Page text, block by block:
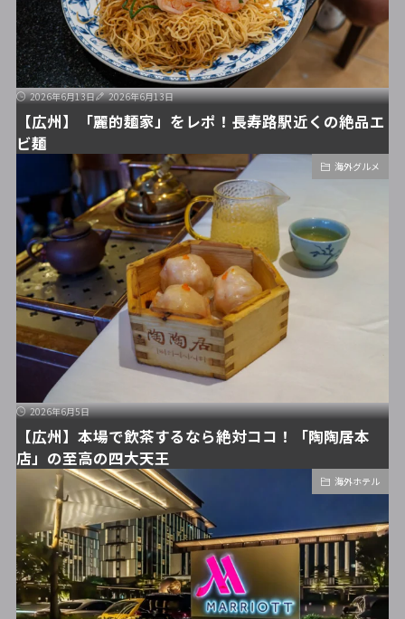
2026年6月13日 2026年6月13日
【広州】「麗的麺家」をレポ！長寿路駅近くの絶品エ
ビ麺
海外グルメ
2026年6月5日
【広州】本場で飲茶するなら絶対ココ！「陶陶居本
店」の至高の四大天王
海外ホテル